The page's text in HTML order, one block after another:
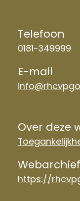
Telefoon
0181-349999
E-mail
Over deze
Webarchief
https://